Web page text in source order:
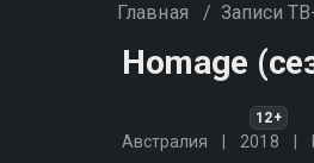
Главная / Записи
Homage
12+
Австралия 2018